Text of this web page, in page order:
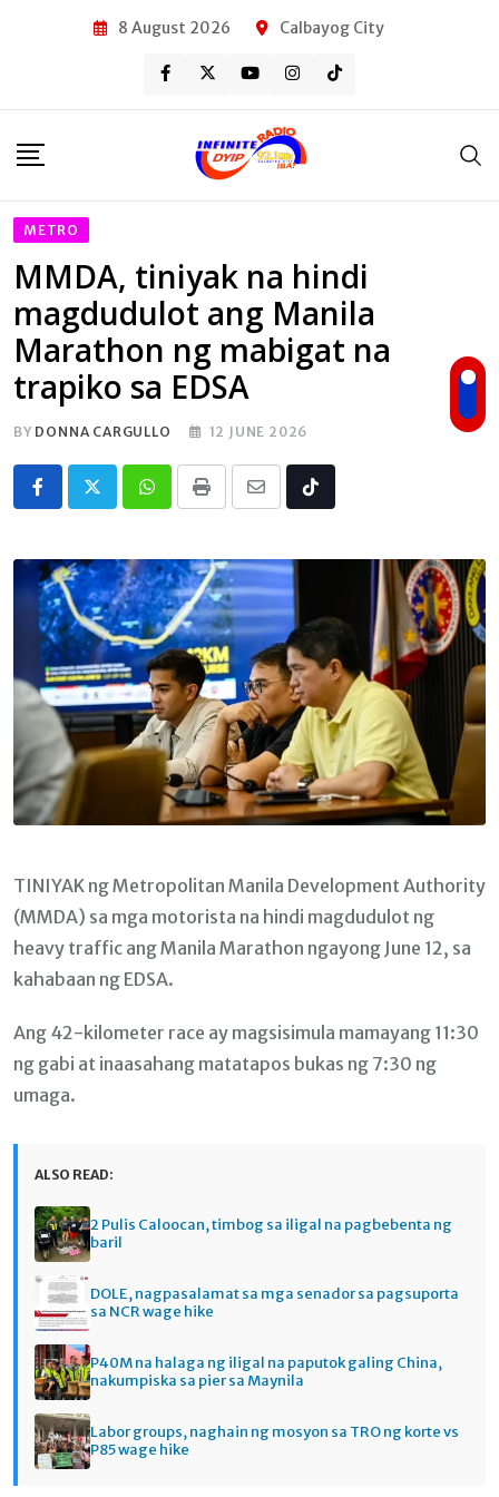
8 August 2026 Calbayog City
METRO
MMDA, tiniyak na hindi
magdudulot ang Manila
Marathon ng mabigat na
trapiko sa EDSA
BY DONNA CARGULLO 12 JUNE 2026
Whatsapp
Print
Share
Email
Tiktok
TINIYAK ng Metropolitan Manila Development Authority
(MMDA) sa mga motorista na hindi magdudulot ng
heavy traffic ang Manila Marathon ngayong June 12, sa
kahabaan ng EDSA.
Ang 42-kilometer race ay magsisimula mamayang 11:30
ng gabi at inaasahang matatapos bukas ng 7:30 ng
umaga.
ALSO READ:
2 Pulis Caloocan, timbog sa iligal na pagbebenta ng
baril
DOLE, nagpasalamat sa mga senador sa pagsuporta
sa NCR wage hike
P40M na halaga ng iligal na paputok galing China,
nakumpiska sa pier sa Maynila
Labor groups, naghain ng mosyon sa TRO ng korte vs
P85 wage hike